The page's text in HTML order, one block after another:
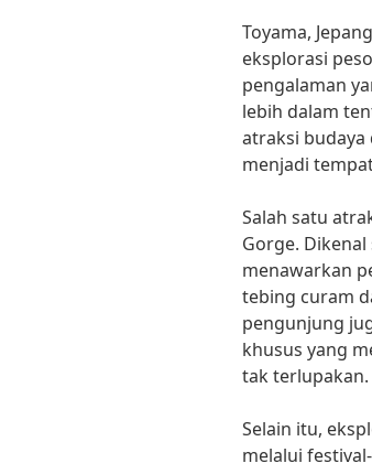
Toyama,
eksplorasi
pengalaman
lebih dalam
atraksi budaya
menjadi
Salah satu
Gorge. Dikenal
menawarkan
tebing curam
pengunjung
khusus yang
tak terlupakan.
Selain itu,
melalui